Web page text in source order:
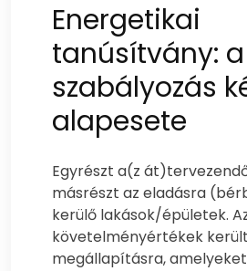
Energetikai
tanúsítvány: a
szabályozás
alapesete
Egyrészt a(z
másrészt az eladásra
kerülő lakások/épületek.
követelményértékek
megállapításra,